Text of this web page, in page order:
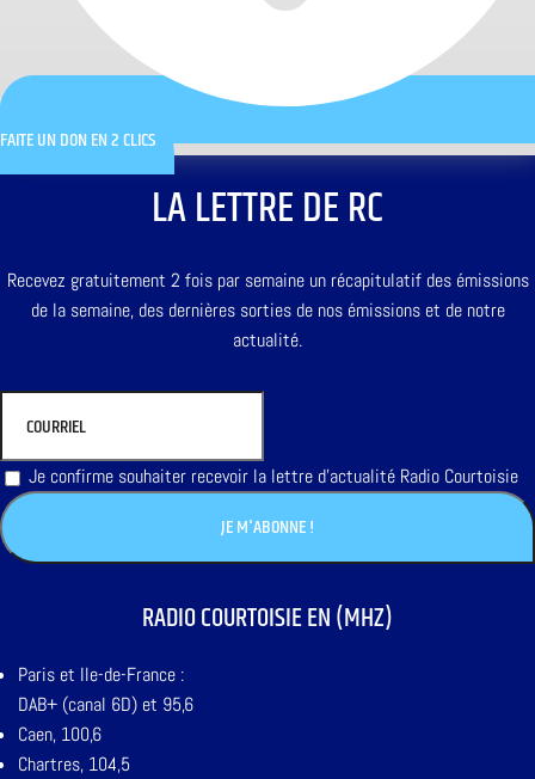
FAITE UN DON EN 2 CLICS
LA LETTRE DE RC
Recevez gratuitement 2 fois par semaine un récapitulatif des émissions
de la semaine, des dernières sorties de nos émissions et de notre
actualité.
Je confirme souhaiter recevoir la lettre d'actualité Radio Courtoisie
RADIO COURTOISIE EN (MHZ)
Paris et Ile-de-France :
DAB+ (canal 6D) et 95,6
Caen, 100,6
Chartres, 104,5